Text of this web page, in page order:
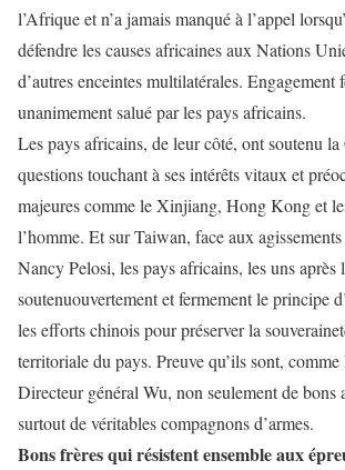
l’Afrique etn’a jamais manqué à l’appel
défendre les causes africainesaux Nations
d’autres enceintes multilatérales. Engagement
unanimement salué par les pays africains.
Les pays africains, de leur côté, ont soutenu
questions touchant à ses intérêts vitaux et
majeures comme le Xinjiang, Hong Kong et
l’homme. Et sur Taiwan, face aux
Nancy Pelosi, les pays africains, les uns après
soutenuouvertement et fermement le principe
les efforts chinois pour préserver la
territoriale du pays. Preuve qu’ils sont,
Directeur général Wu, non seulement de bons
surtout de véritables compagnons d’armes.
Bons frères qui résistent ensemble aux